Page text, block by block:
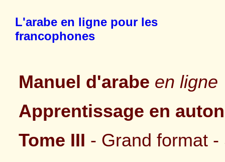
L'arabe en ligne pour les
francophones
Manuel d'arabe en ligne
Apprentissage en
Tome III - Grand format